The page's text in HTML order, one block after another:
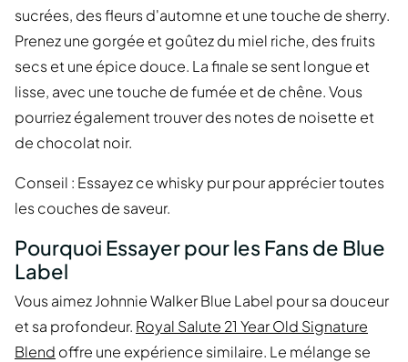
sucrées, des fleurs d'automne et une touche de sherry.
Prenez une gorgée et goûtez du miel riche, des fruits
secs et une épice douce. La finale se sent longue et
lisse, avec une touche de fumée et de chêne. Vous
pourriez également trouver des notes de noisette et
de chocolat noir.
Conseil : Essayez ce whisky pur pour apprécier toutes
les couches de saveur.
Pourquoi Essayer pour les Fans de Blue
Label
Vous aimez Johnnie Walker Blue Label pour sa douceur
et sa profondeur. Royal Salute 21 Year Old Signature
Blend offre une expérience similaire. Le mélange se